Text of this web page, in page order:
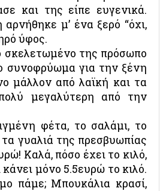
και της είπε ευγενικά.
μ’ ένα ξερό “όχι,
ύφος.
σκελετωμένο της πρόσωπο
συνοφρύωμα για την ξένη
μάλλον από λαϊκή και τα
μεγαλύτερη από την
φέτα, το σαλάμι, το
γυαλιά της πρεσβυωπίας
Καλά, πόσο έχει το κιλό,
μόνο 5.5ευρώ το κιλό.
πάμε; Μπουκάλια κρασί,